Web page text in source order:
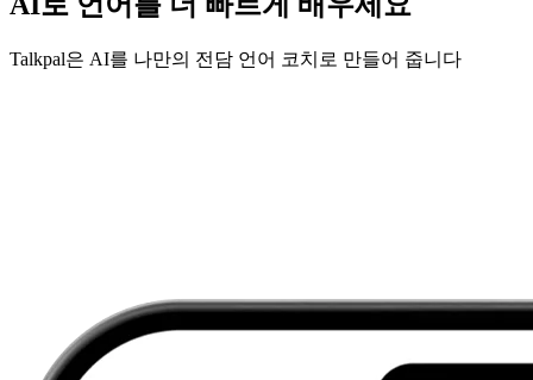
Talkpal은 AI를 나만의 전담 언어 코치로 만들어 줍니다